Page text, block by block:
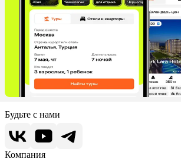
Будьте с нами
Компания